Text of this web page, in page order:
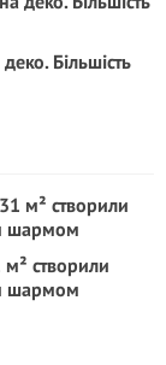
Більшість
створили
шармом